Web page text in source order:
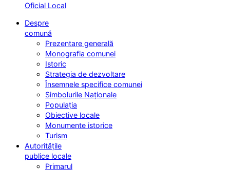
Oficial Local
Despre
comună
Prezentare generală
Monografia comunei
Istoric
Strategia de dezvoltare
Însemnele specifice comunei
Simbolurile Naționale
Populația
Obiective locale
Monumente istorice
Turism
Autoritățile
publice locale
Primarul